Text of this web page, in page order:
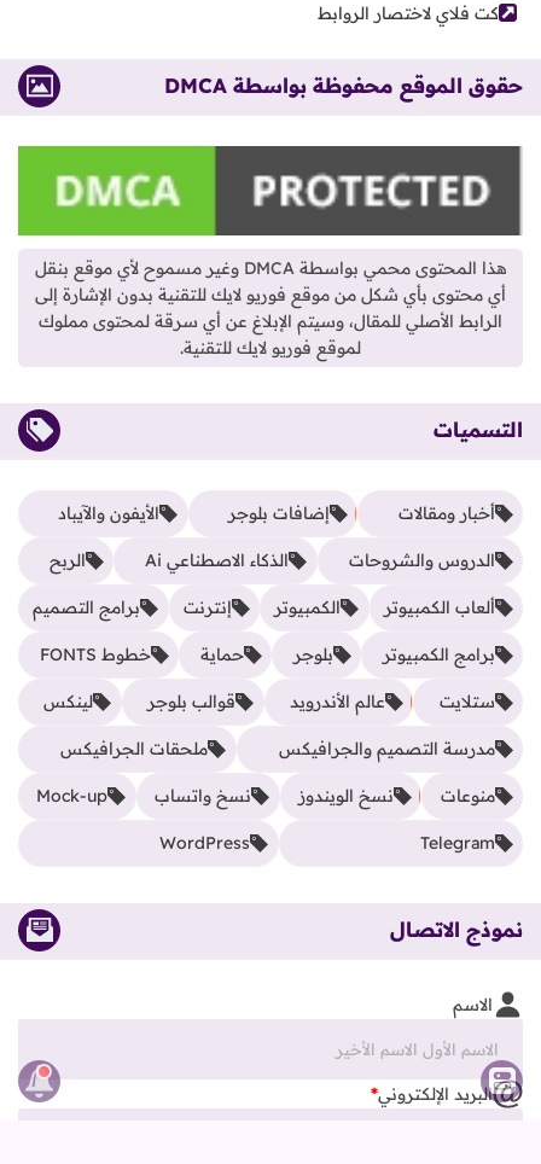
كت فلاي لاختصار الروابط
حقوق الموقع محفوظة بواسطة DMCA
هذا المحتوى محمي بواسطة DMCA وغير مسموح لأي موقع بنقل
أي محتوى بأي شكل من موقع فوريو لايك للتقنية بدون الإشارة إلى
الرابط الأصلي للمقال، وسيتم الإبلاغ عن أي سرقة لمحتوى مملوك
لموقع فوريو لايك للتقنية.
التسميات
أخبار ومقالات إضافات بلوجر الأيفون والآيباد
الدروس والشروحات الذكاء الاصطناعي Ai الربح
ألعاب الكمبيوتر الكمبيوتر إنترنت برامج التصميم
برامج الكمبيوتر بلوجر حماية خطوط FONTS
ستلايت عالم الأندرويد قوالب بلوجر لينكس
مدرسة التصميم والجرافيكس ملحقات الجرافيكس
منوعات نسخ الويندوز نسخ واتساب Mock-up
Telegram
WordPress
نموذج الاتصال
الاسم
البريد الإلكتروني*